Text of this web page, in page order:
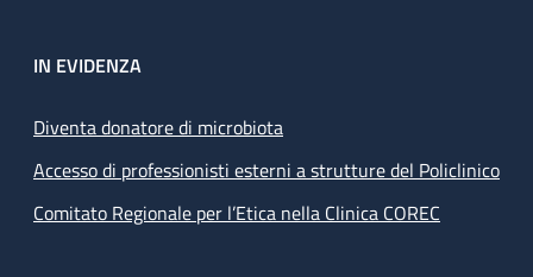
IN EVIDENZA
Diventa donatore di microbiota
Accesso di professionisti esterni a strutture del Policlinico
Comitato Regionale per l’Etica nella Clinica COREC